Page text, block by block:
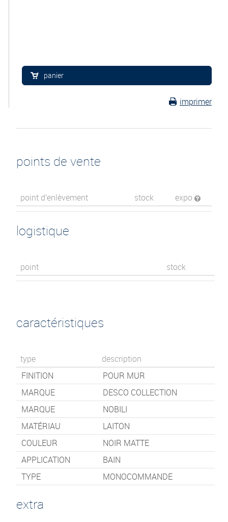
panier
imprimer
points de vente
point d’enlèvement stock expo
logistique
point stock
caractéristiques
type
description
FINITION
POUR MUR
MARQUE
DESCO COLLECTION
MARQUE
NOBILI
MATÉRIAU
LAITON
COULEUR
NOIR MATTE
APPLICATION
BAIN
TYPE
MONOCOMMANDE
extra